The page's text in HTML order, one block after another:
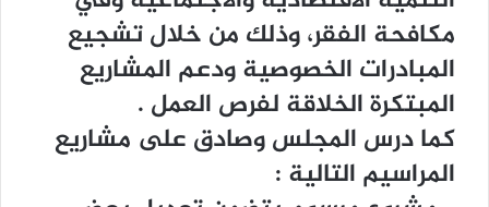
ﻣﻜﺎﻓﺤﺔ ﺍﻟﻔﻘﺮ، ﻭﺫﻟﻚ ﻣﻦ ﺧﻼﻝ ﺗﺸﺠﻴﻊ
ﺍﻟﻤﺒﺎﺩﺭﺍﺕ ﺍﻟﺨﺼﻮﺻﻴﺔ ﻭﺩﻋﻢ ﺍﻟﻤﺸﺎﺭﻳﻊ
ﺍﻟﻤﺒﺘﻜﺮﺓ ﺍﻟﺨﻼﻗﺔ ﻟﻔﺮﺹ ﺍﻟﻌﻤﻞ .
ﻛﻤﺎ ﺩﺭﺱ ﺍﻟﻤﺠﻠﺲ ﻭﺻﺎﺩﻕ ﻋﻠﻰ ﻣﺸﺎﺭﻳﻊ
ﺍﻟﻤﺮﺍﺳﻴﻢ ﺍﻟﺘﺎﻟﻴﺔ :